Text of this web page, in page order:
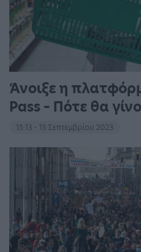
Άνοιξε η
Pass – Πότε θα
15:13 - 15 Σεπτεμβρίου 2023